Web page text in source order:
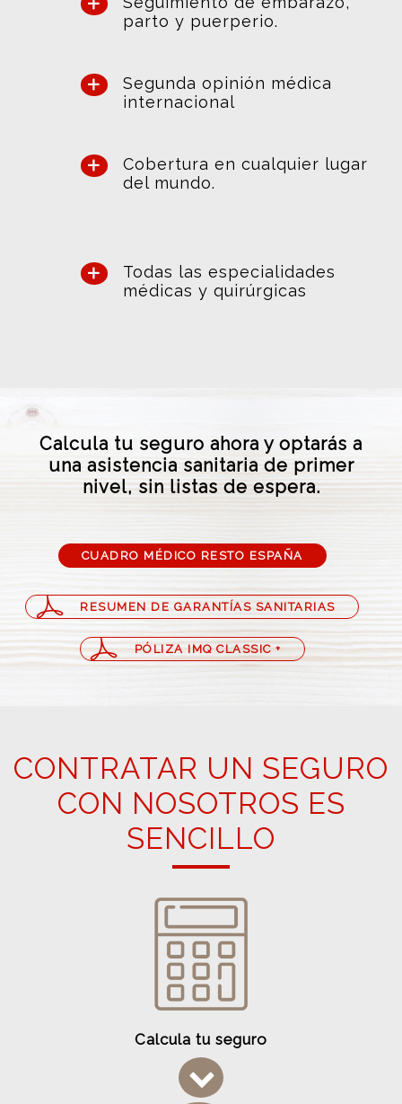
parto y puerperio.
Segunda opinión médica
internacional
Cobertura en cualquier lugar
del mundo.
Todas las especialidades
médicas y quirúrgicas
Calcula tu seguro ahora y optarás a
una asistencia sanitaria de primer
nivel, sin listas de espera.
CUADRO MÉDICO RESTO ESPAÑA
RESUMEN DE GARANTÍAS SANITARIAS
PÓLIZA IMQ CLASSIC +
CONTRATAR UN SEGURO
CON NOSOTROS ES
SENCILLO
Calcula tu seguro